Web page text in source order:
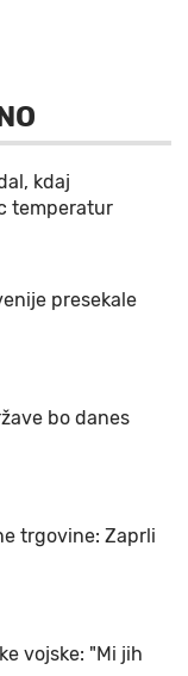
kdaj
temperatur
presekale
bo danes
trgovine: Zaprli
vojske: "Mi jih